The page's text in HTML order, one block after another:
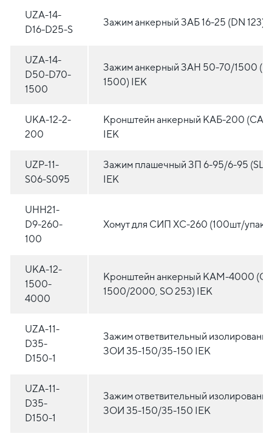
UZA-14-
D16-D25-S
Зажим анкерный ЗАБ 16-25 (DN 123)
UZA-14-
D50-D70-
1500
Зажим анкерный ЗАН 50-70/1500
1500) IEK
UKA-12-2-
200
Кронштейн анкерный КАБ-200
IEK
UZP-11-
S06-S095
Зажим плашечный ЗП 6-95/6-95
IEK
UHH21-
D9-260-
100
Хомут для СИП ХС-260 (100шт/упак)
UKA-12-
1500-
4000
Кронштейн анкерный КАМ-4000
1500/2000, SO 253) IEK
UZA-11-
D35-
D150-1
Зажим ответвительный
ЗОИ 35-150/35-150 IEK
UZA-11-
D35-
D150-1
Зажим ответвительный
ЗОИ 35-150/35-150 IEK